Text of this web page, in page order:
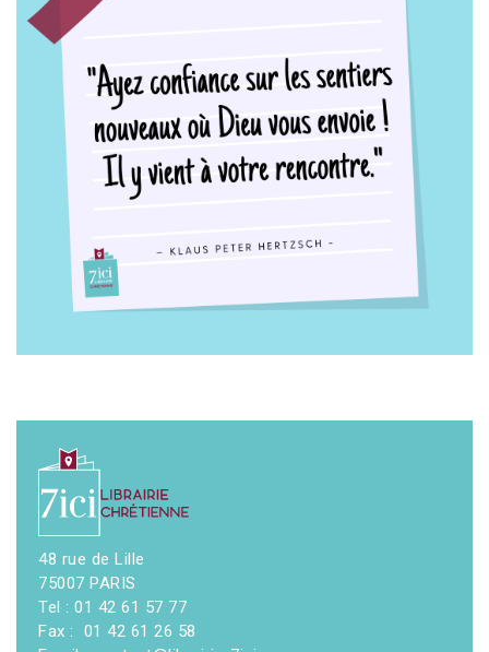
48 rue de Lille
75007 PARIS
Tel : 01 42 61 57 77
Fax : 01 42 61 26 58